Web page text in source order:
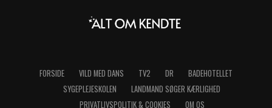
FORSIDE VILD MED DANS TV2 DR
BADEHOTELLET
SYGEPLEJESKOLEN
LANDMAND SØGER KÆRLIGHED
PRIVATLIVSPOLITIK & COOKIES
OM OS